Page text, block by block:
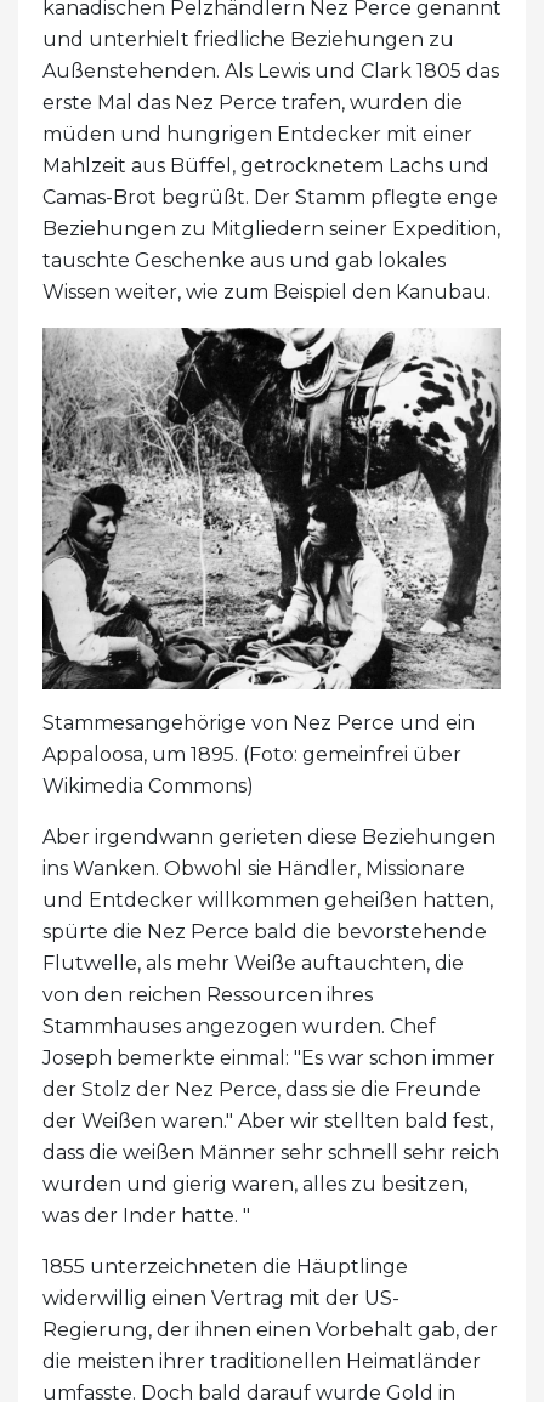
kanadischen Pelzhändlern Nez Perce genannt
und unterhielt friedliche Beziehungen zu
Außenstehenden. Als Lewis und Clark 1805 das
erste Mal das Nez Perce trafen, wurden die
müden und hungrigen Entdecker mit einer
Mahlzeit aus Büffel, getrocknetem Lachs und
Camas-Brot begrüßt. Der Stamm pflegte enge
Beziehungen zu Mitgliedern seiner Expedition,
tauschte Geschenke aus und gab lokales
Wissen weiter, wie zum Beispiel den Kanubau.
Stammesangehörige von Nez Perce und ein
Appaloosa, um 1895. (Foto: gemeinfrei über
Wikimedia Commons)
Aber irgendwann gerieten diese Beziehungen
ins Wanken. Obwohl sie Händler, Missionare
und Entdecker willkommen geheißen hatten,
spürte die Nez Perce bald die bevorstehende
Flutwelle, als mehr Weiße auftauchten, die
von den reichen Ressourcen ihres
Stammhauses angezogen wurden. Chef
Joseph bemerkte einmal: "Es war schon immer
der Stolz der Nez Perce, dass sie die Freunde
der Weißen waren." Aber wir stellten bald fest,
dass die weißen Männer sehr schnell sehr reich
wurden und gierig waren, alles zu besitzen,
was der Inder hatte. "
1855 unterzeichneten die Häuptlinge
widerwillig einen Vertrag mit der US-
Regierung, der ihnen einen Vorbehalt gab, der
die meisten ihrer traditionellen Heimatländer
umfasste. Doch bald darauf wurde Gold in